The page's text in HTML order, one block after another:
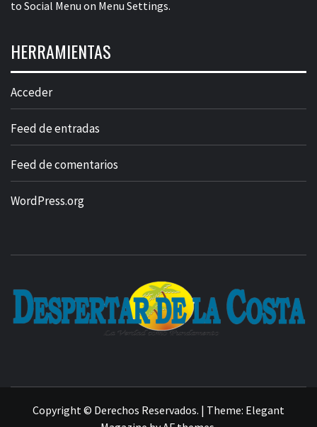
to Social Menu on Menu Settings.
HERRAMIENTAS
Acceder
Feed de entradas
Feed de comentarios
WordPress.org
Copyright © Derechos Reservados. | Theme: Elegant